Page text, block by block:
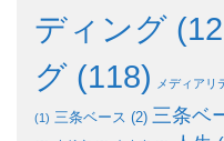
ディング
グ (118) メディアリ
(1) 三条ベース (2) 三条ベ